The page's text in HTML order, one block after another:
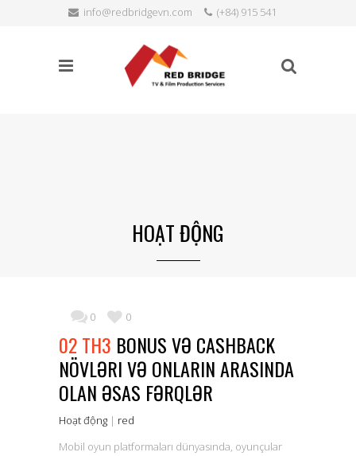
info@redbridgevn.com
(+84) 915 541
HOẠT ĐỘNG
0 0
02 TH3 BONUS VƏ CASHBACK
NÖVLƏRI VƏ ONLARIN ARASINDA
OLAN ƏSAS FƏRQLƏR
Hoạt động | red
Mobil oyun platformaları dünyasında, oyunçular